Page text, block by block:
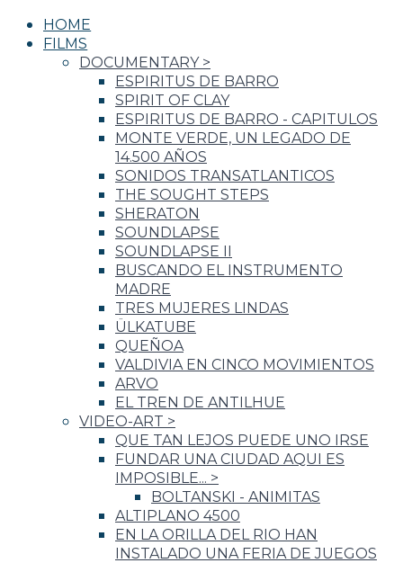
HOME
FILMS
DOCUMENTARY >
ESPIRITUS DE BARRO
SPIRIT OF CLAY
ESPIRITUS DE BARRO - CAPITULOS
MONTE VERDE, UN LEGADO DE
14.500 AÑOS
SONIDOS TRANSATLANTICOS
THE SOUGHT STEPS
SHERATON
SOUNDLAPSE
SOUNDLAPSE II
BUSCANDO EL INSTRUMENTO
MADRE
TRES MUJERES LINDAS
ÜLKATUBE
QUEÑOA
VALDIVIA EN CINCO MOVIMIENTOS
ARVO
EL TREN DE ANTILHUE
VIDEO-ART >
QUE TAN LEJOS PUEDE UNO IRSE
FUNDAR UNA CIUDAD AQUI ES
IMPOSIBLE... >
BOLTANSKI - ANIMITAS
ALTIPLANO 4500
EN LA ORILLA DEL RIO HAN
INSTALADO UNA FERIA DE JUEGOS